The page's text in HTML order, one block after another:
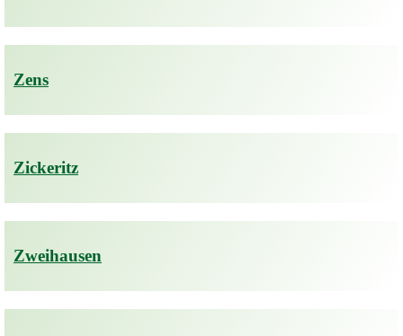
Zens
Zickeritz
Zweihausen